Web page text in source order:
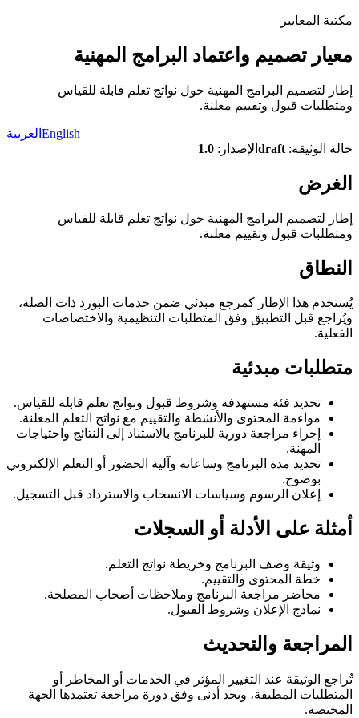
مكتبة المعايير
معيار تصميم واعتماد البرامج المهنية
إطار لتصميم البرامج المهنية حول نواتج تعلم قابلة للقياس
ومتطلبات قبول وتقييم معلنة.
العربية English
حالة الوثيقة: draft الإصدار: 1.0
الغرض
إطار لتصميم البرامج المهنية حول نواتج تعلم قابلة للقياس
ومتطلبات قبول وتقييم معلنة.
النطاق
يُستخدم هذا الإطار كمرجع مبدئي ضمن خدمات البورد ذات الصلة،
ويُراجع قبل التطبيق وفق المتطلبات التنظيمية والاختصاصات
الفعلية.
متطلبات مبدئية
تحديد فئة مستهدفة وشروط قبول ونواتج تعلم قابلة للقياس.
مواءمة المحتوى والأنشطة والتقييم مع نواتج التعلم المعلنة.
إجراء مراجعة دورية للبرنامج بالاستناد إلى النتائج واحتياجات
المهنة.
تحديد مدة البرنامج وساعاته وآلية الحضور أو التعلم الإلكتروني
بوضوح.
إعلان الرسوم وسياسات الانسحاب والاسترداد قبل التسجيل.
أمثلة على الأدلة أو السجلات
وثيقة وصف البرنامج وخريطة نواتج التعلم.
خطة المحتوى والتقييم.
محاضر مراجعة البرنامج وملاحظات أصحاب المصلحة.
نماذج الإعلان وشروط القبول.
المراجعة والتحديث
تُراجع الوثيقة عند التغيير المؤثر في الخدمات أو المخاطر أو
المتطلبات المطبقة، وبحد أدنى وفق دورة مراجعة تعتمدها الجهة
المختصة.